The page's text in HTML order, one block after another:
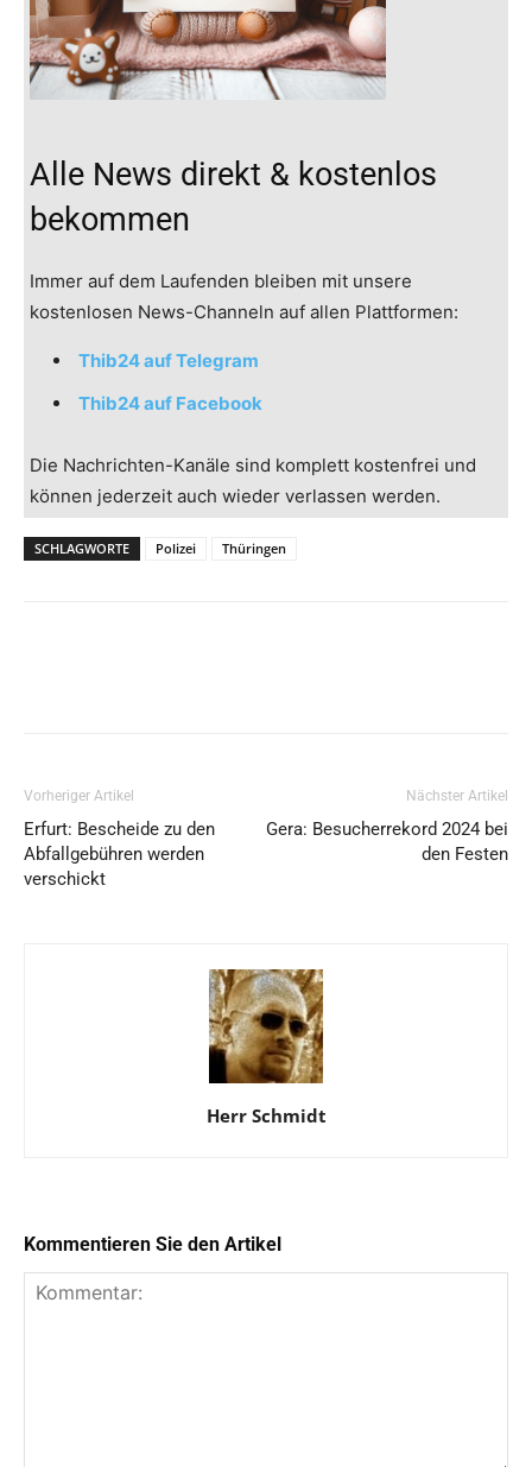
Alle News direkt & kostenlos
bekommen
Immer auf dem Laufenden bleiben mit unsere
kostenlosen News-Channeln auf allen Plattformen:
Thib24 auf Telegram
Thib24 auf Facebook
Die Nachrichten-Kanäle sind komplett kostenfrei und
können jederzeit auch wieder verlassen werden.
SCHLAGWORTE Polizei Thüringen
Vorheriger Artikel
Erfurt: Bescheide zu den
Abfallgebühren werden
verschickt
Nächster Artikel
Gera: Besucherrekord 2024 bei
den Festen
Herr Schmidt
Kommentieren Sie den Artikel